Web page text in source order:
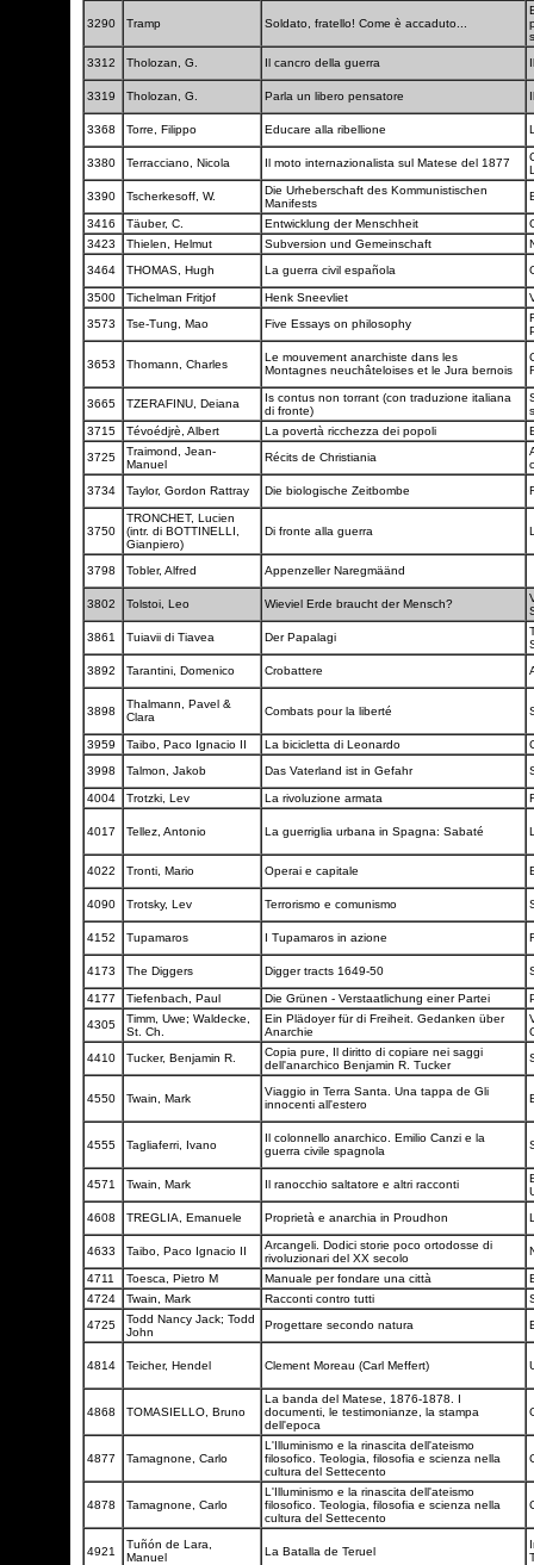
3290 Tramp Soldato, fratello! Come è accaduto...
3312
Tholozan, G. Il cancro della guerra
3319 Tholozan, G. Parla un libero pensatore
3368 Torre, Filippo Educare alla ribellione
3380 Terracciano, Nicola Il moto internazionalista sul Matese del 1877
3390
Tscherkesoff, W.
Die Urheberschaft des Kommunistischen
Manifests
3416 Täuber, C. Entwicklung der Menschheit
3423
Thielen, Helmut Subversion und Gemeinschaft
3464
THOMAS, Hugh La guerra civil española
3500 Tichelman Fritjof Henk Sneevliet
3573
Tse-Tung, Mao Five Essays on philosophy
3653 Thomann, Charles
Le mouvement anarchiste dans les
Montagnes neuchâteloises et le Jura bernois
3665 TZERAFINU, Deiana
Is contus non torrant (con traduzione italiana
di fronte)
3715
Tévoédjrè, Albert La povertà ricchezza dei popoli
3725
Traimond, Jean-
Manuel
Récits de Christiania
3734
Taylor, Gordon Rattray Die biologische Zeitbombe
3750
TRONCHET, Lucien
(intr. di BOTTINELLI,
Gianpiero)
Di fronte alla guerra
3798 Tobler, Alfred Appenzeller Naregmäänd
3802 Tolstoi, Leo Wieviel Erde braucht der Mensch?
3861
Tuiavii di Tiavea Der Papalagi
3892
Tarantini, Domenico Crobattere
3898
Thalmann, Pavel &
Clara
Combats pour la liberté
3959 Taibo, Paco Ignacio II La bicicletta di Leonardo
3998
Talmon, Jakob Das Vaterland ist in Gefahr
4004 Trotzki, Lev La rivoluzione armata
4017 Tellez, Antonio La guerriglia urbana in Spagna: Sabaté
4022 Tronti, Mario Operai e capitale
4090 Trotsky, Lev Terrorismo e comunismo
4152 Tupamaros I Tupamaros in azione
4173 The Diggers Digger tracts 1649-50
4177 Tiefenbach, Paul Die Grünen - Verstaatlichung einer Partei
4305
Timm, Uwe; Waldecke,
St. Ch.
Ein Plädoyer für di Freiheit. Gedanken über
Anarchie
4410
Tucker, Benjamin R.
Copia pure, Il diritto di copiare nei saggi
dell'anarchico Benjamin R. Tucker
4550 Twain, Mark
Viaggio in Terra Santa. Una tappa de Gli
innocenti all'estero
4555 Tagliaferri, Ivano
Il colonnello anarchico. Emilio Canzi e la
guerra civile spagnola
4571 Twain, Mark Il ranocchio saltatore e altri racconti
4608
TREGLIA, Emanuele Proprietà e anarchia in Proudhon
4633 Taibo, Paco Ignacio II
Arcangeli. Dodici storie poco ortodosse di
rivoluzionari del XX secolo
4711 Toesca, Pietro M Manuale per fondare una città
4724
Twain, Mark Racconti contro tutti
4725
Todd Nancy Jack; Todd
John
Progettare secondo natura
4814 Teicher, Hendel Clement Moreau (Carl Meffert)
4868 TOMASIELLO, Bruno
La banda del Matese, 1876-1878. I
documenti, le testimonianze, la stampa
dell'epoca
4877 Tamagnone, Carlo
L'Illuminismo e la rinascita dell'ateismo
filosofico. Teologia, filosofia e scienza nella
cultura del Settecento
4878 Tamagnone, Carlo
L'Illuminismo e la rinascita dell'ateismo
filosofico. Teologia, filosofia e scienza nella
cultura del Settecento
4921
Tuñón de Lara,
Manuel
La Batalla de Teruel